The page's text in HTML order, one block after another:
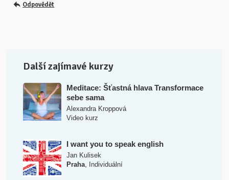
Odpovědět
Další zajímavé kurzy
Meditace: Šťastná hlava Transformace
sebe sama
Alexandra Kroppová
Video kurz
I want you to speak english
Jan Kulisek
Praha, Individuální